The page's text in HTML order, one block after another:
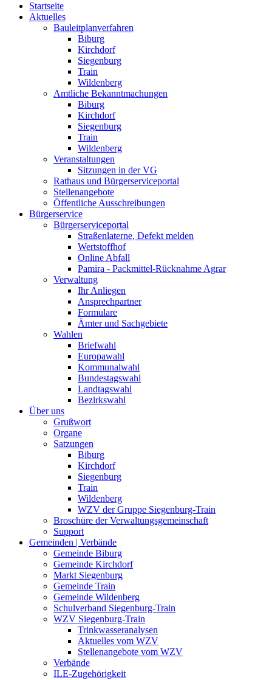
Startseite
Aktuelles
Bauleitplanverfahren
Biburg
Kirchdorf
Siegenburg
Train
Wildenberg
Amtliche Bekanntmachungen
Biburg
Kirchdorf
Siegenburg
Train
Wildenberg
Veranstaltungen
Sitzungen in der VG
Rathaus und Bürgerserviceportal
Stellenangebote
Öffentliche Ausschreibungen
Bürgerservice
Bürgerserviceportal
Straßenlaterne, Defekt melden
Wertstoffhof
Online Abfall
Pamira - Packmittel-Rücknahme Agrar
Verwaltung
Ihr Anliegen
Ansprechpartner
Formulare
Ämter und Sachgebiete
Wahlen
Briefwahl
Europawahl
Kommunalwahl
Bundestagswahl
Landtagswahl
Bezirkswahl
Über uns
Grußwort
Organe
Satzungen
Biburg
Kirchdorf
Siegenburg
Train
Wildenberg
WZV der Gruppe Siegenburg-Train
Broschüre der Verwaltungsgemeinschaft
Support
Gemeinden | Verbände
Gemeinde Biburg
Gemeinde Kirchdorf
Markt Siegenburg
Gemeinde Train
Gemeinde Wildenberg
Schulverband Siegenburg-Train
WZV Siegenburg-Train
Trinkwasseranalysen
Aktuelles vom WZV
Stellenangebote vom WZV
Verbände
ILE-Zugehörigkeit